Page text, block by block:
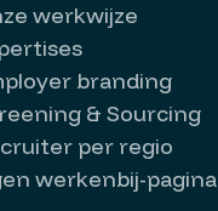
werkwijze
branding
& Sourcing
per regio
werkenbij-pagina